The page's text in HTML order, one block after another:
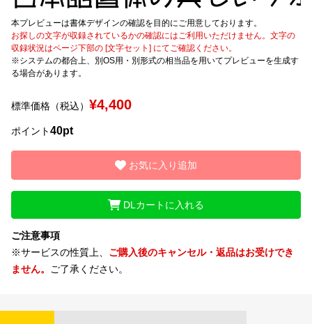
文字種類
価格帯
本プレビューは書体デザインの確認を目的にご用意しております。
お探しの文字が収録されているかの確認にはご利用いただけません。文字の
収録状況はページ下部の [文字セット] にてご確認ください。
※システムの都合上、別OS用・別形式の相当品を用いてプレビューを生成す
る場合があります。
標準価格（税込） ¥4,400
ポイント40pt
お気に入り追加
DLカートに入れる
ご注意事項
※サービスの性質上、 ご購入後のキャンセル・返品はお受けでき
ません。 ご了承ください。